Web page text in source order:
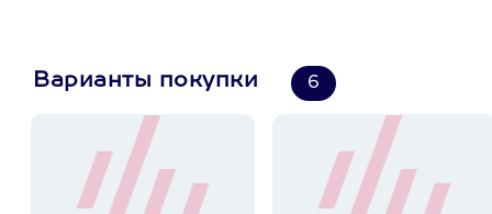
Варианты покупки 6